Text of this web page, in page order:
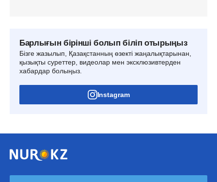
Барлығын бірінші болып біліп отырыңыз
Бізге жазылып, Қазақстанның өзекті жаңалықтарынан,
қызықты суреттер, видеолар мен эксклюзивтерден
хабардар болыңыз.
Instagram